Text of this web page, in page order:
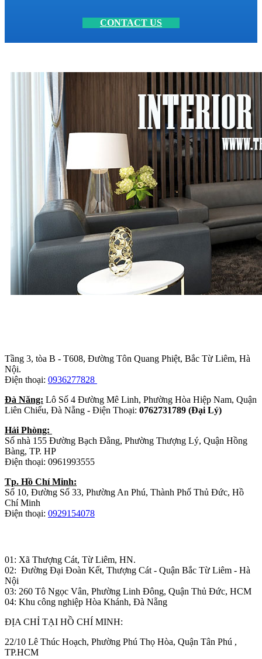
CONTACT US
Tầng 3, tòa B - T608, Đường Tôn Quang Phiệt, Bắc Từ Liêm, Hà
Nội.
Điện thoại: 0936277828
Đà Năng: Lô Số 4 Đường Mê Linh, Phường Hòa Hiệp Nam, Quận
Liên Chiểu, Đà Nẵng - Điện Thoại: 0762731789 (Đại Lý)
Hải Phòng:
Số nhà 155 Đường Bạch Đằng, Phường Thượng Lý, Quận Hồng
Bàng, TP. HP
Điện thoại: 0961993555
Tp. Hồ Chí Minh:
Số 10, Đường Số 33, Phường An Phú, Thành Phố Thủ Đức, Hồ
Chí Minh
Điện thoại: 0929154078
01: Xã Thượng Cát, Từ Liêm, HN.
02: Đường Đại Đoàn Kết, Thượng Cát - Quận Bắc Từ Liêm - Hà
Nội
03: 260 Tô Ngọc Vân, Phường Linh Đông, Quận Thủ Đức, HCM
04: Khu công nghiệp Hòa Khánh, Đà Nẵng
ĐỊA CHỈ TẠI HỒ CHÍ MINH:
22/10 Lê Thúc Hoạch, Phường Phú Thọ Hòa, Quận Tân Phú ,
TP.HCM